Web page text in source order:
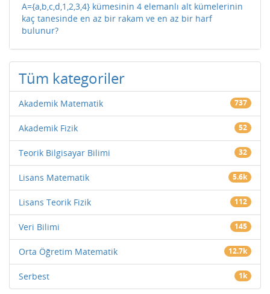
A={a,b,c,d,1,2,3,4} kümesinin 4 elemanlı alt kümelerinin
kaç tanesinde en az bir rakam ve en az bir harf
bulunur?
Tüm kategoriler
Akademik Matematik 737
Akademik Fizik 52
Teorik Bilgisayar Bilimi 32
Lisans Matematik 5.6k
Lisans Teorik Fizik 112
Veri Bilimi 145
Orta Öğretim Matematik 12.7k
Serbest 1k